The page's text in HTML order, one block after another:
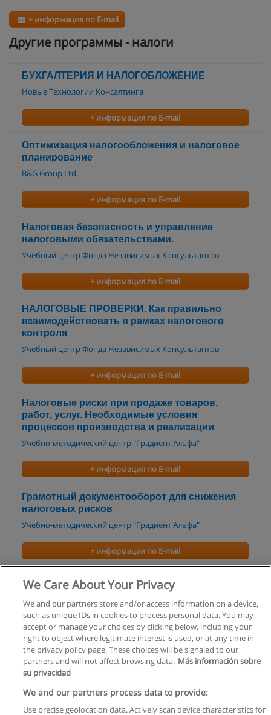
+ информация по E-mail
Другие программы - налоги
БУХГАЛТЕРИЯ И НАЛОГОБЛОЖЕНИЕ
Новые Технологии Консалтинга
+ информация по E-mail
Оптимизация налогообложения и налоговое
планирование
B&G Group Ltd.
+ информация по E-mail
Налоговая безопасность и управление
налоговыми обязательствами.
Учебный центр Фонда Независимых Консультантов
+ информация по E-mail
НАЛОГОВЫЕ ПРОВЕРКИ. Как правильно
взаимодействовать в рамках налогового
контроля
Учебный центр Фонда Независимых Консультантов
+ информация по E-mail
Налоговые риски при продаже товаров,
работ, услуг. Необходимые условия
процессов производства и реализации
Учебно-методический центр "Градиент Альфа"
+ информация по E-mail
Грамотный документооборот для снижения
налоговых рисков
Учебно-методический центр "Градиент Альфа"
+ информация по E-mail
Налоговая безопасность компаний
Учебно-методический центр "Градиент Альфа"
+ информация по E-mail
Правила пользования
Конфиденциальность информации
We Care About Your Privacy
We and our partners store and/or access information on a device,
such as unique IDs in cookies to process personal data. You may
accept or manage your choices by clicking below, including your
right to object where legitimate interest is used, or at any time in
the privacy policy page. These choices will be signaled to our
partners and will not affect browsing data. Más información sobre
su privacidad
We and our partners process data to provide:
Use precise geolocation data. Actively scan device characteristics for